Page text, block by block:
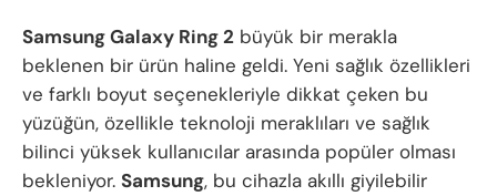
Samsung Galaxy Ring 2 büyük bir merakla
beklenen bir ürün haline geldi. Yeni sağlık özellikleri
ve farklı boyut seçenekleriyle dikkat çeken bu
yüzüğün, özellikle teknoloji meraklıları ve sağlık
bilinci yüksek kullanıcılar arasında popüler olması
bekleniyor. Samsung, bu cihazla akıllı giyilebilir